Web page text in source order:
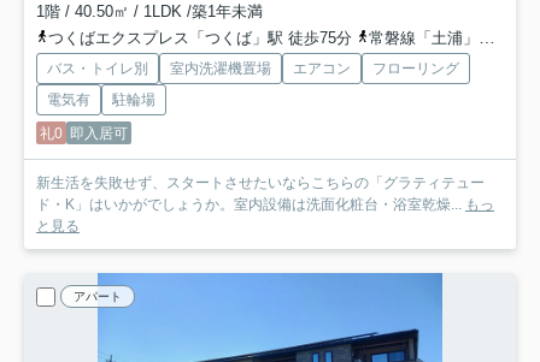
1階 / 40.50㎡ / 1LDK /築1年未満
つくばエクスプレス「つくば」駅 徒歩75分
常磐線「土浦」駅 徒歩62分
バス・トイレ別 室内洗濯機置場 エアコン
フローリング
電気有
駐輪場
礼0 即入居可
新生活を失敗せず、スタートさせたいならこちらの「グラティテュー
ド・K」はいかがでしょうか。室内設備は洗面化粧台・浴室乾燥... もっ
と見る
アパート